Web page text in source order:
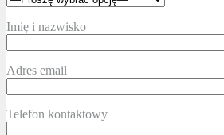
Imię i nazwisko
Adres email
Telefon kontaktowy